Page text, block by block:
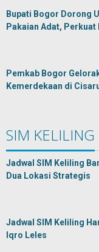
Bupati Bogor Dorong
Pakaian Adat,
Pemkab Bogor
Kemerdekaan di
SIM KELILING
Jadwal SIM Keliling
Dua Lokasi Strategis
Jadwal SIM Keliling
Iqro Leles